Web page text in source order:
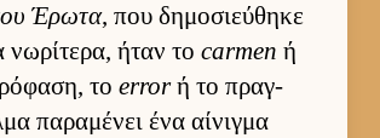
Έρωτα, που δημοσιεύ­θηκε
νωρίτερα, ήταν το carmen ή
το errorή το πραγ­
παραμένει ένα αί­νιγμα